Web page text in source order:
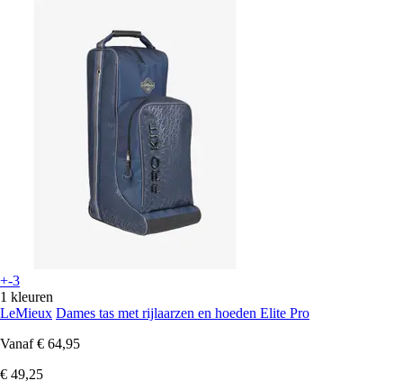
+-3
1 kleuren
LeMieux Dames tas met rijlaarzen en hoeden Elite Pro
Vanaf € 64,95
€ 49,25